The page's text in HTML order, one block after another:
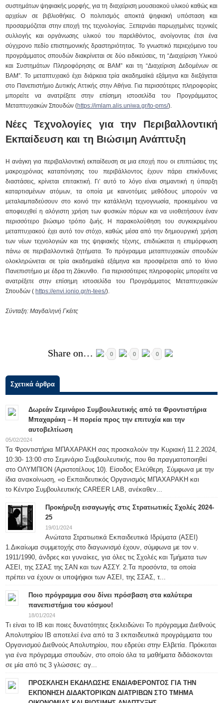
συστημάτων ψηφιακής μορφής, για τη διαχείριση μουσειακού υλικού καθώς και
αρχείων σε βιβλιοθήκες. Ο πολιτισμός αποκτά ψηφιακή υπόσταση και
προσαρμόζεται στην εποχή της τεχνολογίας. Ξεπερνάει παρωχημένες τεχνικές
συλλογής και οργάνωσης υλικού του παρελθόντος, ανοίγοντας έτσι ένα
σύγχρονο πεδίο επιστημονικής δραστηριότητας. Το γνωστικό περιεχόμενο του
προγράμματος σπουδών διακρίνεται σε δύο ειδικεύσεις, τη “Διαχείριση Υλικού
και Συστημάτων Πληροφόρησης σε ΒΑΜ” και τη “Διαχείριση Δεδομένων σε
ΒΑΜ”. Το μεταπτυχιακό έχει διάρκεια τρία ακαδημαϊκά εξάμηνα και διεξάγεται
στο Πανεπιστήμιο Δυτικής Αττικής στην Αθήνα. Για περισσότερες πληροφορίες
μπορείτε να ανατρέξετε στην επίσημη ιστοσελίδα του Προγράμματος
Μεταπτυχιακών Σπουδών (https://imlam.alis.uniwa.gr/to-pms/).
Νέες Τεχνολογίες για την Περιβαλλοντική
Εκπαίδευση και τη Βιώσιμη Ανάπτυξη
Η ανάγκη για περιβαλλοντική εκπαίδευση σε μια εποχή που οι επιπτώσεις της
μακροχρόνιας καταπόνησης του περιβάλλοντος έχουν πάρει επικίνδυνες
διαστάσεις, κρίνεται επιτακτική. Γι’ αυτό το λόγο είναι σημαντική η ύπαρξη
καταρτισμένων ατόμων, τα οποία με καινοτόμες μεθόδους μπορούν να
μεταλαμπαδεύσουν στο κοινό την κατάλληλη τεχνογνωσία, προκειμένου να
αποφευχθεί η αλόγιστη χρήση των φυσικών πόρων και να υιοθετήσουν έναν
περισσότερο βιώσιμο τρόπο ζωής. Η παρακολούθηση του συγκεκριμένου
μεταπτυχιακού έχει αυτό τον στόχο, καθώς μέσα από την δημιουργική χρήση
των νέων τεχνολογιών και της ψηφιακής τέχνης, επιδιώκεται η επιμόρφωση
πάνω σε περιβαλλοντικά ζητήματα. Το πρόγραμμα μεταπτυχιακών σπουδών
ολοκληρώνεται σε τρία ακαδημαϊκά εξάμηνα και προσφέρεται από το Ιόνιο
Πανεπιστήμιο με έδρα τη Ζάκυνθο. Για περισσότερες πληροφορίες μπορείτε να
ανατρέξετε στην επίσημη ιστοσελίδα του Προγράμματος Μεταπτυχιακών
Σπουδών (https://envi.ionio.gr/n-tees/).
Σύνταξη: Μαγδαληνή Γκέιτς
Share on… 0 0 0
Σχετικά άρθρα
Δωρεάν Σεμινάριο Συμβουλευτικής από τα Φροντιστήρια
Μπαχαράκη – Η πορεία προς την επιτυχία και την
αυτοβελτίωση
05/02/2024
Τα Φροντιστήρια ΜΠΑΧΑΡΑΚΗ σας προσκαλούν την Κυριακή 11.2.2024,
10:30- 13:00 στο Σεμινάριο Συμβουλευτικής, που θα πραγματοποιηθεί
στο ΟΛΥΜΠΙΟΝ (Αριστοτέλους 10). Είσοδος Ελεύθερη. Σύμφωνα με την
ίδια ανακοίνωση, «ο Εκπαιδευτικός Οργανισμός ΜΠΑΧΑΡΑΚΗ και
το Κέντρο Συμβουλευτικής CAREER LAB, ανέκαθεν...
Προκήρυξη εισαγωγής στις Στρατιωτικές Σχολές 2024-
25
19/01/2024
Ανώτατα Στρατιωτικά Εκπαιδευτικά Ιδρύματα (ΑΣΕΙ)
1.Δικαίωμα συμμετοχής στο διαγωνισμό έχουν, σύμφωνα με τον ν.
1911/1990, άνδρες και γυναίκες, για όλες τις Σχολές και Τμήματα των
ΑΣΕΙ, της ΣΣΑΣ της ΣΑΝ και των ΑΣΣΥ. 2.Τα προσόντα, τα οποία
πρέπει να έχουν οι υποψήφιοι των ΑΣΕΙ, της ΣΣΑΣ, τ...
Ποιο πρόγραμμα σου δίνει πρόσβαση στα καλύτερα
πανεπιστήμια του κόσμου!
18/01/2024
Τι είναι το IB και ποιες δυνατότητες ξεκλειδώνει Το πρόγραμμα Διεθνούς
Απολυτηρίου IB αποτελεί ένα από τα 3 εκπαιδευτικά προγράμματα του
Οργανισμού Διεθνούς Απολυτηρίου, που εδρεύει στην Ελβετία. Πρόκειται
για ένα πρόγραμμα σπουδών, στο οποίο όλα τα μαθήματα διδάσκονται
σε μία από τις 3 γλώσσες: αγ...
ΠΡΟΣΚΛΗΣΗ ΕΚΔΗΛΩΣΗΣ ΕΝΔΙΑΦΕΡΟΝΤΟΣ ΓΙΑ ΤΗΝ
ΕΚΠΟΝΗΣΗ ΔΙΔΑΚΤΟΡΙΚΩΝ ΔΙΑΤΡΙΒΩΝ ΣΤΟ ΤΜΗΜΑ